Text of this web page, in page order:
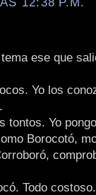
ese que
Yo los
tontos. Yo
Borocotó,
Todo